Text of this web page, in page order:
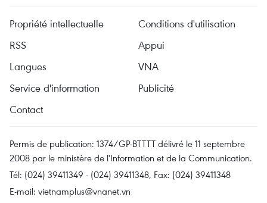
Propriété intellectuelle
Conditions d'utilisation
RSS
Appui
Langues
VNA
Service d'information
Publicité
Contact
Permis de publication: 1374/GP-BTTTT délivré le 11 septembre
2008 par le ministère de l'Information et de la Communication.
Tél: (024) 39411349 - (024) 39411348, Fax: (024) 39411348
E-mail: vietnamplus@vnanet.vn